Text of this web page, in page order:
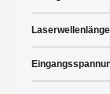
Laserwellenlänge